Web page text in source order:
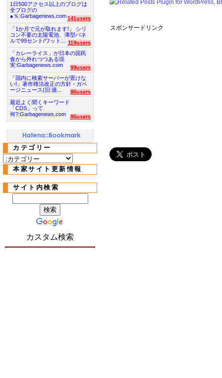
スポンサードリンク
1日500アクセス以上のブログは
全ブログの
●％:Garbagenews.com 141users
「1か月で元が取れます!」 シリ
コン不要の太陽電池、薄型パネ
ルで99セント/ワット...
119users
「カレーライス」が日本の国民
食から外れつつある現
実:Garbagenews.com
99users
「国内に検索サーバーが置けな
い!」著作権法改正の方針 - ガベ
ージニュース(旧:過...
86users
最近よく聞くキーワード
「CDS」って
何?:Garbagenews.com
85users
カテゴリー
本家サイト更新情報
サイト内検索
カスタム検索